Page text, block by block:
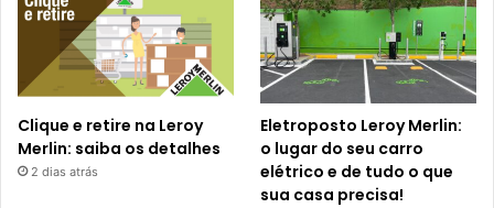
Clique e retire na Leroy
Merlin: saiba os detalhes
2 dias atrás
Eletroposto Leroy Merlin:
o lugar do seu carro
elétrico e de tudo o que
sua casa precisa!